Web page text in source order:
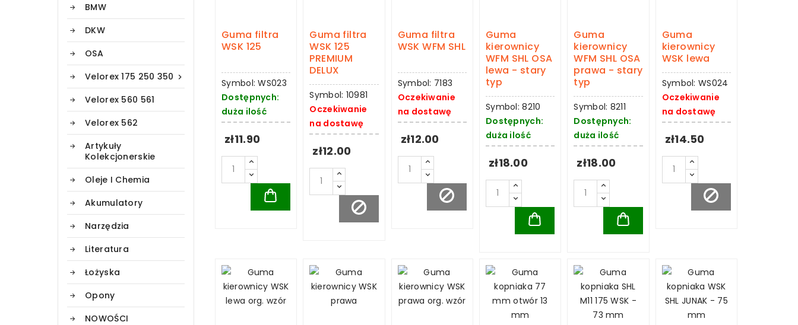
BMW
DKW
OSA

Velorex 175 250 350
Velorex 560 561
Velorex 562
Artykuły
Kolekcjonerskie
Oleje I Chemia
Akumulatory
Narzędzia
Literatura
Łożyska
Opony
NOWOŚCI
Guma filtra
WSK 125
Symbol: WS023
Dostępnych:
duża ilość
zł11.90
Guma filtra
WSK 125
PREMIUM
DELUX
Symbol: 10981
Oczekiwanie
na dostawę
zł12.00
Guma filtra
WSK WFM SHL
Symbol: 7183
Oczekiwanie
na dostawę
zł12.00
Guma
kierownicy
WFM SHL OSA
lewa - stary
typ
Symbol: 8210
Dostępnych:
duża ilość
zł18.00
Guma
kierownicy
WFM SHL OSA
prawa - stary
typ
Symbol: 8211
Dostępnych:
duża ilość
zł18.00
Guma
kierownicy
WSK lewa
Symbol: WS024
Oczekiwanie
na dostawę
zł14.50